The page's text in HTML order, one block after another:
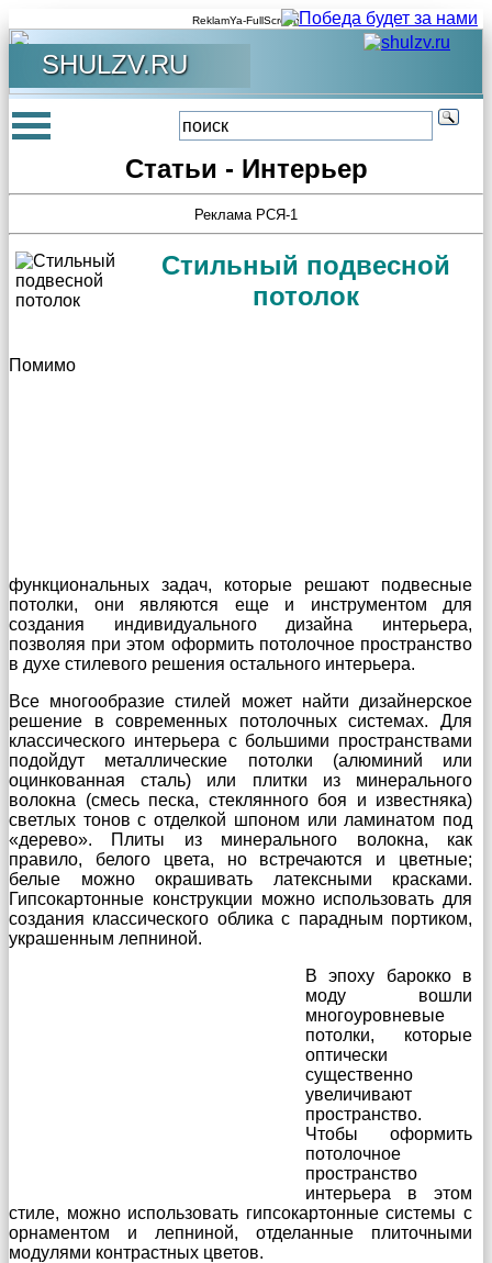
ReklamYa-FullScreen
SHULZV.RU
Статьи - Интерьер
Реклама РСЯ-1
Стильный подвесной
потолок
Помимо
функциональных задач, которые решают подвесные
потолки, они являются еще и инструментом для
создания индивидуального дизайна интерьера,
позволяя при этом оформить потолочное пространство
в духе стилевого решения остального интерьера.
Все многообразие стилей может найти дизайнерское
решение в современных потолочных системах. Для
классического интерьера с большими пространствами
подойдут металлические потолки (алюминий или
оцинкованная сталь) или плитки из минерального
волокна (смесь песка, стеклянного боя и известняка)
светлых тонов с отделкой шпоном или ламинатом под
«дерево». Плиты из минерального волокна, как
правило, белого цвета, но встречаются и цветные;
белые можно окрашивать латексными красками.
Гипсокартонные конструкции можно использовать для
создания классического облика с парадным портиком,
украшенным лепниной.
В эпоху барокко в
моду вошли
многоуровневые
потолки, которые
оптически
существенно
увеличивают
пространство.
Чтобы оформить
потолочное
пространство
интерьера в этом
стиле, можно использовать гипсокартонные системы с
орнаментом и лепниной, отделанные плиточными
модулями контрастных цветов.